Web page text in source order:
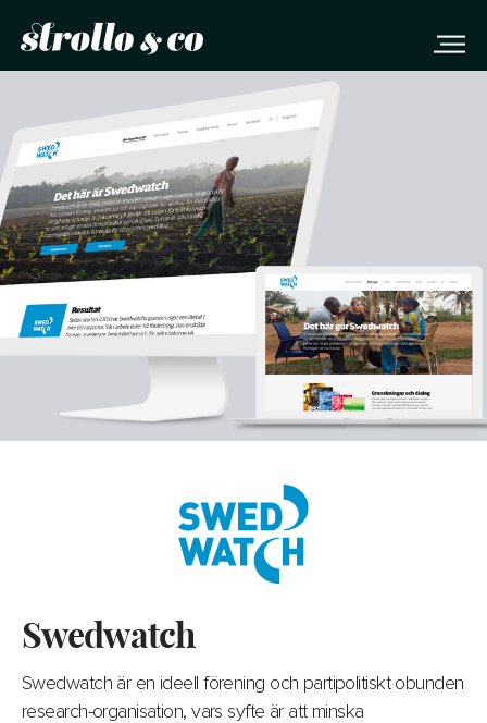
Swedwatch
Swedwatch är en ideell förening och partipolitiskt obunden
research-organisation, vars syfte är att minska
Case
Tjänster
Om